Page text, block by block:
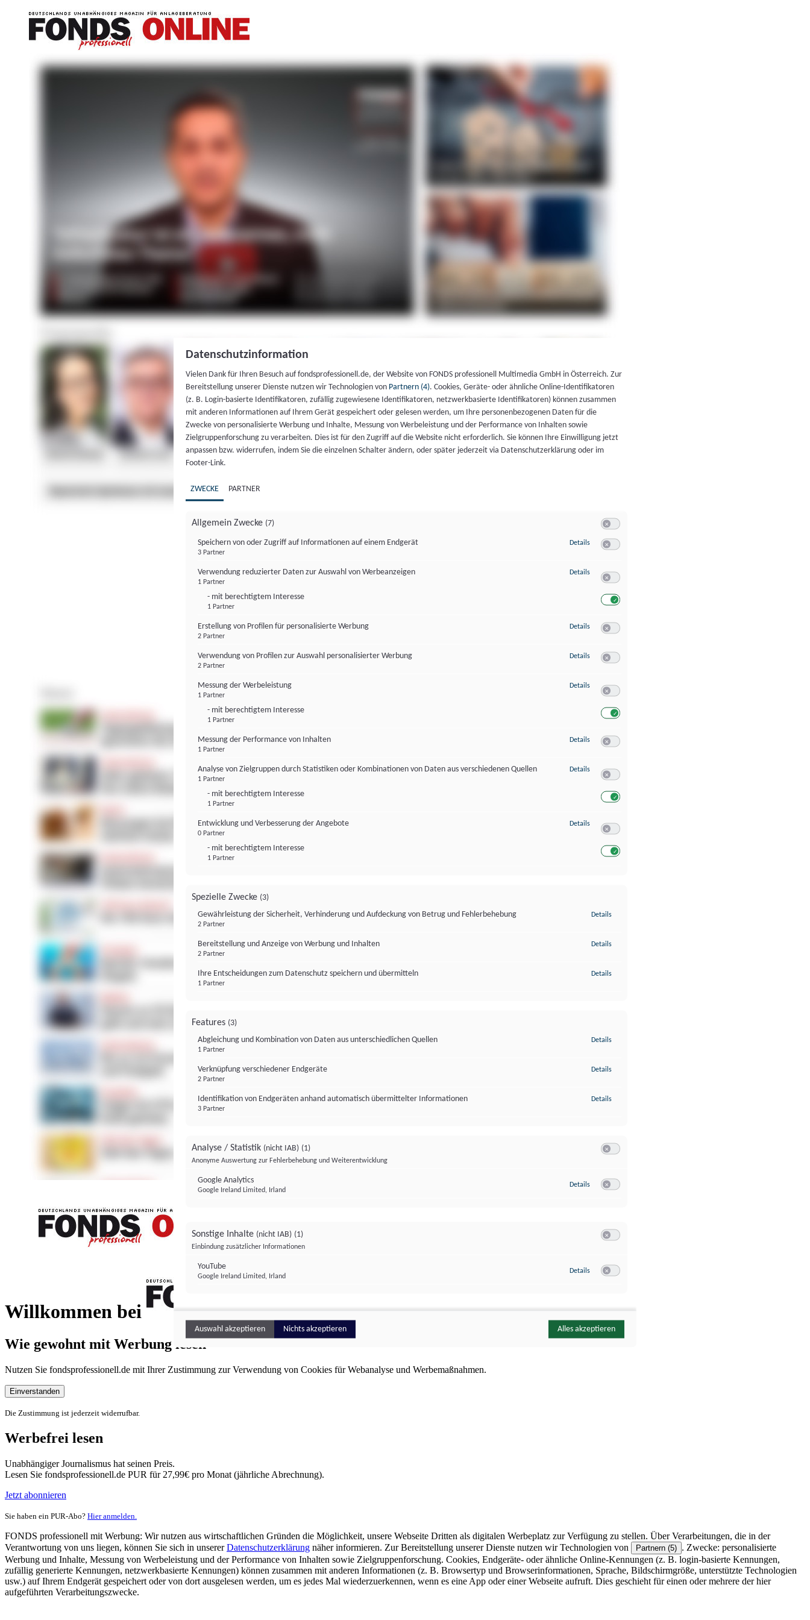
Willkommen bei
FONDS professionell
Wie gewohnt mit Werbung lesen
Nutzen Sie fondsprofessionell.de mit Ihrer Zustimmung zur Verwendung von Cookies für Webanalyse und Werbemaßnahmen.
Einverstanden
Die Zustimmung ist jederzeit widerrufbar.
Werbefrei lesen
Unabhängiger Journalismus hat seinen Preis.
Lesen Sie fondsprofessionell.de PUR für 27,99€ pro Monat (jährliche Abrechnung).
Jetzt abonnieren
Sie haben ein PUR-Abo? Hier anmelden.
FONDS professionell mit Werbung: Wir nutzen aus wirtschaftlichen Gründen die Möglichkeit, unsere Webseite Dritten als digitalen Werbeplatz zur Verfügung zu stellen. Über Verarbeitungen, die in der
Verantwortung von uns liegen, können Sie sich in unsererDatenschutzerklärung näher informieren. Zur Bereitstellung unserer Dienste nutzen wir Technologien von Partnern (5) . Zwecke: personalisierte
Werbung und Inhalte, Messung von Werbeleistung und der Performance von Inhalten sowie Zielgruppenforschung. Cookies, Endgeräte- oder ähnliche Online-Kennungen (z. B. login-basierte Kennungen,
zufällig generierte Kennungen, netzwerkbasierte Kennungen) können zusammen mit anderen Informationen (z. B. Browsertyp und Browserinformationen, Sprache, Bildschirmgröße, unterstützte Technologien
usw.) auf Ihrem Endgerät gespeichert oder von dort ausgelesen werden, um es jedes Mal wiederzuerkennen, wenn es eine App oder einer Webseite aufruft. Dies geschieht für einen oder mehrere der hier
aufgeführten Verarbeitungszwecke.
Datenschutzinformation
Vielen Dank für Ihren Besuch auf fondsprofessionell.de, der Website von FONDS professionell Multimedia GmbH in Österreich. Zur
Bereitstellung unserer Dienste nutzen wir Technologien von Partnern (4). Cookies, Geräte- oder ähnliche Online-Identifikatoren
(z. B. Login-basierte Identifikatoren, zufällig zugewiesene Identifikatoren, netzwerkbasierte Identifikatoren) können zusammen
mit anderen Informationen auf Ihrem Gerät gespeichert oder gelesen werden, um Ihre personenbezogenen Daten für die
Zwecke von personalisierte Werbung und Inhalte, Messung von Werbeleistung und der Performance von Inhalten sowie
Zielgruppenforschung zu verarbeiten. Dies ist für den Zugriff auf die Website nicht erforderlich. Sie können Ihre Einwilligung jetzt
anpassen bzw. widerrufen, indem Sie die einzelnen Schalter ändern, oder später jederzeit via Datenschutzerklärung oder im
Footer-Link.
ZWECKE PARTNER
Allgemein Zwecke (7)
Speichern von oder Zugriff auf Informationen auf einem Endgerät
3 Partner
Details zu Speichern von oder Zugriff auf Informationen auf einem Endgerät
Verwendung reduzierter Daten zur Auswahl von Werbeanzeigen
1 Partner
- mit berechtigtem Interesse
1 Partner
Details zu Verwendung reduzierter Daten zur Auswahl von Werbeanzeigen
Erstellung von Profilen für personalisierte Werbung
2 Partner
Details zu Erstellung von Profilen für personalisierte Werbung
Verwendung von Profilen zur Auswahl personalisierter Werbung
2 Partner
Details zu Verwendung von Profilen zur Auswahl personalisierter Werbung
Messung der Werbeleistung
1 Partner
- mit berechtigtem Interesse
1 Partner
Details zu Messung der Werbeleistung
Messung der Performance von Inhalten
1 Partner
Details zu Messung der Performance von Inhalten
Analyse von Zielgruppen durch Statistiken oder Kombinationen von Daten aus verschiedenen Quellen
1 Partner
- mit berechtigtem Interesse
1 Partner
Details zu Analyse von Zielgruppen durch Statistiken oder Kombinationen von
Entwicklung und Verbesserung der Angebote
0 Partner
- mit berechtigtem Interesse
1 Partner
Details zu Entwicklung und Verbesserung der Angebote
Spezielle Zwecke (3)
Gewährleistung der Sicherheit, Verhinderung und Aufdeckung von Betrug und Fehlerbehebung
2 Partner
Details
Bereitstellung und Anzeige von Werbung und Inhalten
2 Partner
Details
Ihre Entscheidungen zum Datenschutz speichern und übermitteln
1 Partner
Details
Features (3)
Abgleichung und Kombination von Daten aus unterschiedlichen Quellen
1 Partner
Details
Verknüpfung verschiedener Endgeräte
2 Partner
Details
Identifikation von Endgeräten anhand automatisch übermittelter Informationen
3 Partner
Details
Analyse / Statistik (nicht IAB) (1)
Anonyme Auswertung zur Fehlerbehebung und Weiterentwicklung
Google Analytics
Google Ireland Limited, Irland
Details zu Google Analytics
Sonstige Inhalte (nicht IAB) (1)
Einbindung zusätzlicher Informationen
YouTube
Google Ireland Limited, Irland
Details zu YouTube
Auswahl akzeptieren Nichts akzeptieren Alles akzeptieren